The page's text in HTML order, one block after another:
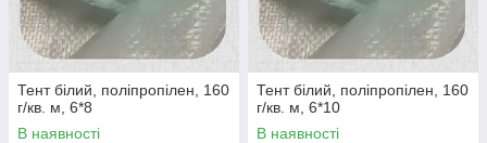
Тент білий, поліпропілен, 160
г/кв. м, 6*8
В наявності
Тент білий, поліпропілен, 160
г/кв. м, 6*10
В наявності